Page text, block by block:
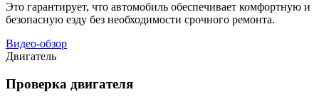
Это гарантирует, что автомобиль обеспечивает комфортную и
безопасную езду без необходимости срочного ремонта.
Видео-обзор
Двигатель
Проверка двигателя